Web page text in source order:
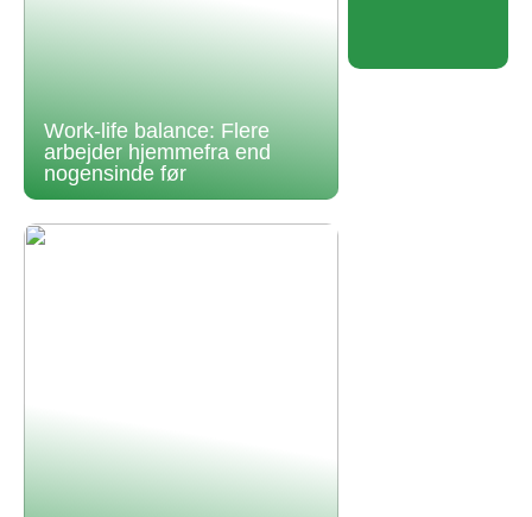
Work-life balance: Flere
arbejder hjemmefra end
nogensinde før